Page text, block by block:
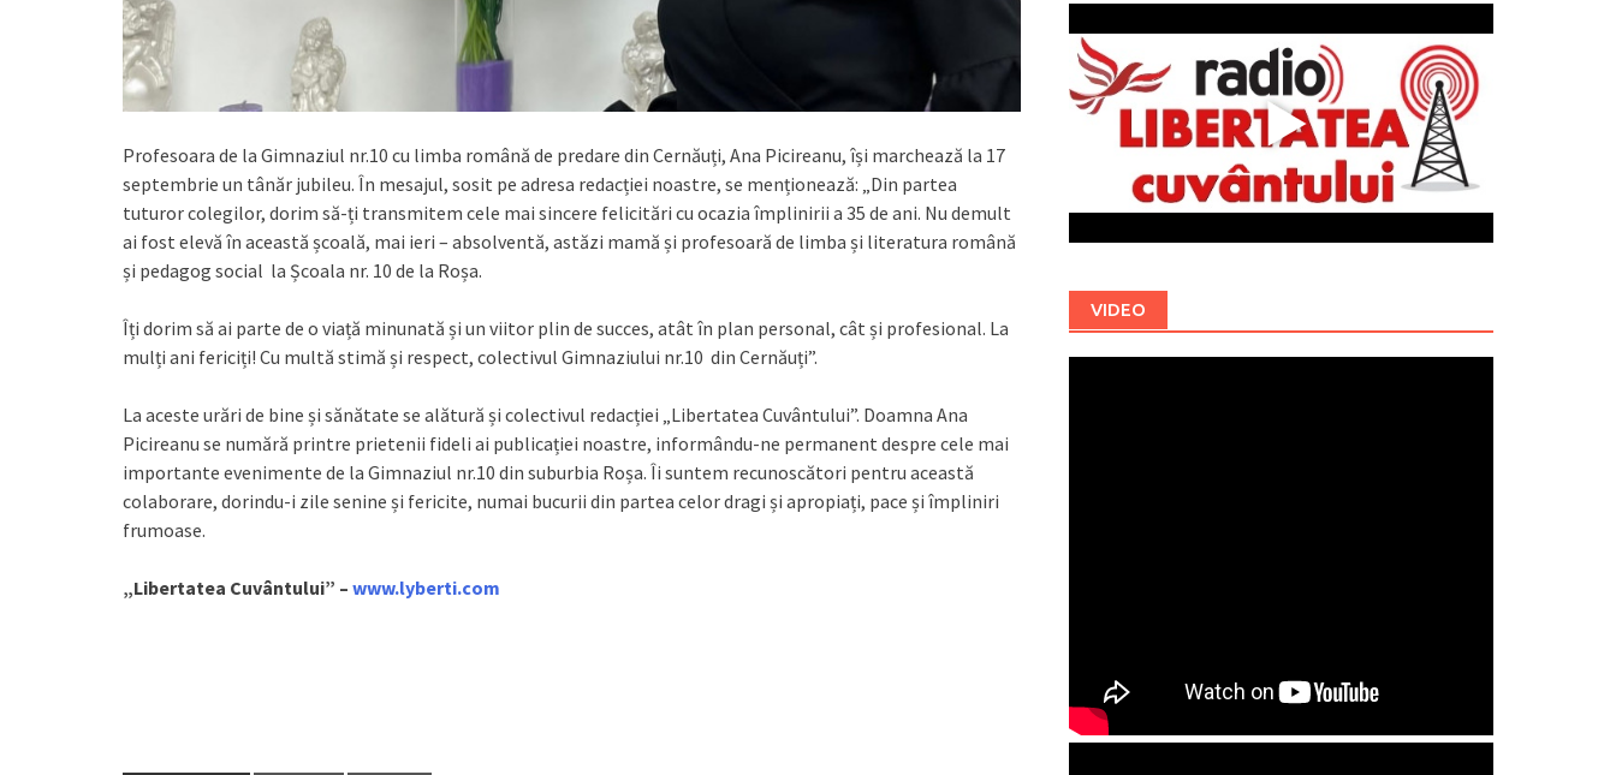
Profesoara de la Gimnaziul nr.10 cu limba română de predare din Cernăuți, Ana Picireanu, își marchează la 17
septembrie un tânăr jubileu. În mesajul, sosit pe adresa redacției noastre, se menționează: „Din partea
tuturor colegilor, dorim să-ți transmitem cele mai sincere felicitări cu ocazia împlinirii a 35 de ani. Nu demult
ai fost elevă în această școală, mai ieri – absolventă, astăzi mamă și profesoară de limba și literatura română
și pedagog social la Școala nr. 10 de la Roșa.
Îți dorim să ai parte de o viață minunată și un viitor plin de succes, atât în plan personal, cât și profesional. La
mulți ani fericiți! Cu multă stimă și respect, colectivul Gimnaziului nr.10 din Cernăuți”.
La aceste urări de bine și sănătate se alătură și colectivul redacției „Libertatea Cuvântului”. Doamna Ana
Picireanu se numără printre prietenii fideli ai publicației noastre, informându-ne permanent despre cele mai
importante evenimente de la Gimnaziul nr.10 din suburbia Roșa. Îi suntem recunoscători pentru această
colaborare, dorindu-i zile senine și fericite, numai bucurii din partea celor dragi și apropiați, pace și împliniri
frumoase.
„Libertatea Cuvântului” – www.lyberti.com
VIDEO